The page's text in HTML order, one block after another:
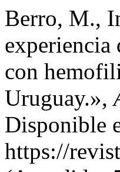
Berro, M.,
experiencia
con
Uruguay.»,
Disponible
https://